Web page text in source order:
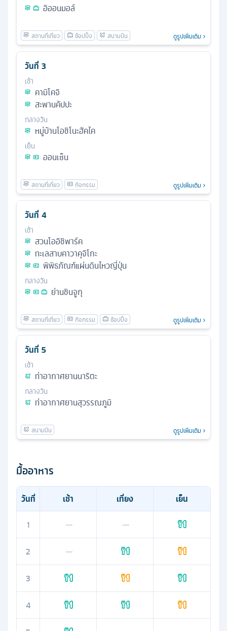
อิออนมอล์
ดูรูปเพิ่มเติม
วันที่ 3
เช้า
คามิโคจิ
สะพานคัปปะ
กลางวัน
หมู่บ้านโอชิโนะฮัคไค
เย็น
ออนเซ็น
ดูรูปเพิ่มเติม
วันที่ 4
เช้า
สวนโออิชิพาร์ค
ทะเลสาบคาวาคุจิโกะ
พิพิธภัณฑ์แผ่นดินไหวญี่ปุ่น
กลางวัน
ย่านชินจูกุ
ดูรูปเพิ่มเติม
วันที่ 5
เช้า
ท่าอากาศยานนาริตะ
กลางวัน
ท่าอากาศยานสุวรรณภูมิ
ดูรูปเพิ่มเติม
มื้ออาหาร
วันที่ เช้า เที่ยง
เย็น
1
— —
2 —
3
4